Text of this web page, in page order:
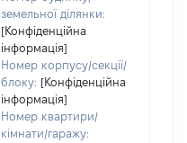
земельної ділянки:
[Конфіденційна
інформація]
Номер корпусу/секції/
блоку: [Конфіденційна
інформація]
Номер квартири/
кімнати/гаражу: